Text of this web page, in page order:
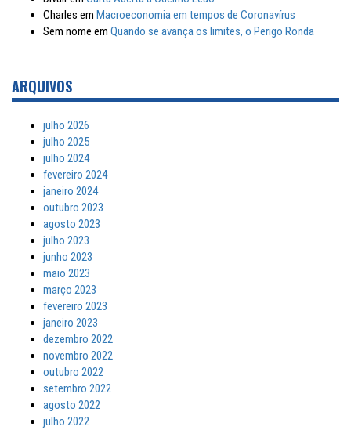
Charles em Macroeconomia em tempos de Coronavírus
Sem nome em Quando se avança os limites, o Perigo Ronda
ARQUIVOS
julho 2026
julho 2025
julho 2024
fevereiro 2024
janeiro 2024
outubro 2023
agosto 2023
julho 2023
junho 2023
maio 2023
março 2023
fevereiro 2023
janeiro 2023
dezembro 2022
novembro 2022
outubro 2022
setembro 2022
agosto 2022
julho 2022